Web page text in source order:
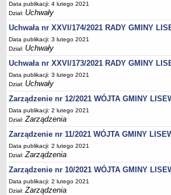
Ewidencja ludności i dowody osobiste
Podatki
Zaświadczenia
Pomoc społeczna
Wsparcie dla rodzin z dziećmi
Centralna Ewidencja i Informacja o
Zezwolenia na sprzedaż napojów
Gospodarka komunalna
Odpady komunalne
Wpis do RDR w zakresie odbioru odpadów
Zezwolenie na odbiór nieczystości płynnych
Zbiorniki bezodpływowe oraz przydomowe
Podziały i rozgraniczenia
Data publikacji: 4 lutego 2021
Dział: Uchwały
Uchwała nr XXVI/174/2021 RADY GMINY
Data publikacji: 3 lutego 2021
Dział: Uchwały
Uchwała nr XXVI/173/2021 RADY GMINY
Data publikacji: 3 lutego 2021
Dział: Uchwały
Zarządzenie nr 12/2021 WÓJTA GMINY
Data publikacji: 2 lutego 2021
Dział:Zarządzenia
Zarządzenie nr 11/2021 WÓJTA GMINY
Data publikacji: 2 lutego 2021
Dział:Zarządzenia
Zarządzenie nr 10/2021 WÓJTA GMINY
Data publikacji: 2 lutego 2021
Dział:Zarządzenia